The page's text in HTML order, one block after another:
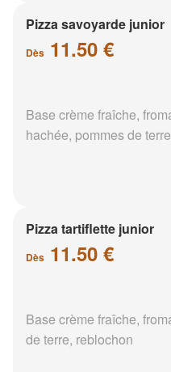
Pizza savoyarde junior
Dès 11.50 €
Base crème fraîche,
hachée, pommes de terre
Pizza tartiflette junior
Dès 11.50 €
Base crème fraîche,
de terre, reblochon